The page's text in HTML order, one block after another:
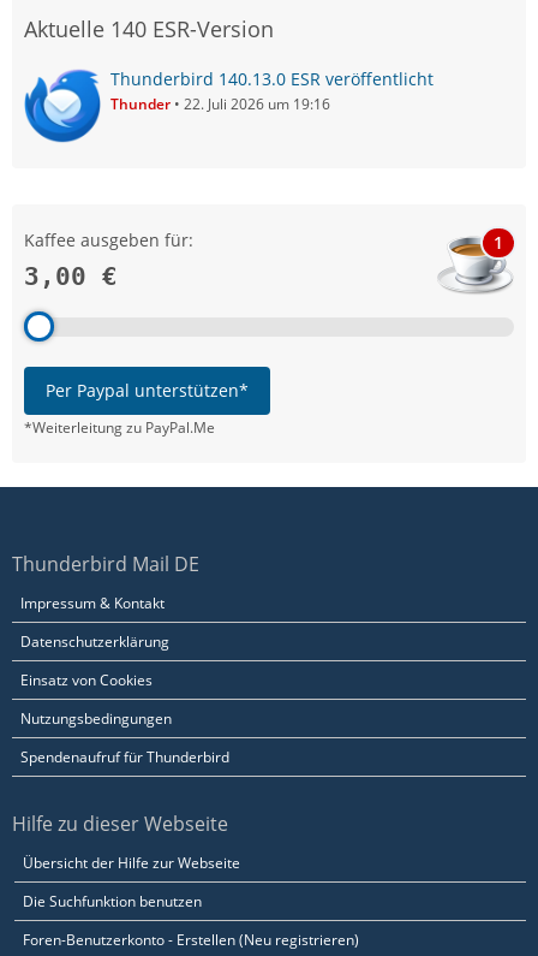
Aktuelle 140 ESR-Version
Thunderbird 140.13.0 ESR veröffentlicht
Thunder 22. Juli 2026 um 19:16
Kaffee ausgeben für:
3,00 €
1
Per Paypal unterstützen*
*Weiterleitung zu PayPal.Me
Thunderbird Mail DE
Impressum & Kontakt
Datenschutzerklärung
Einsatz von Cookies
Nutzungsbedingungen
Spendenaufruf für Thunderbird
Hilfe zu dieser Webseite
Übersicht der Hilfe zur Webseite
Die Suchfunktion benutzen
Foren-Benutzerkonto - Erstellen (Neu registrieren)